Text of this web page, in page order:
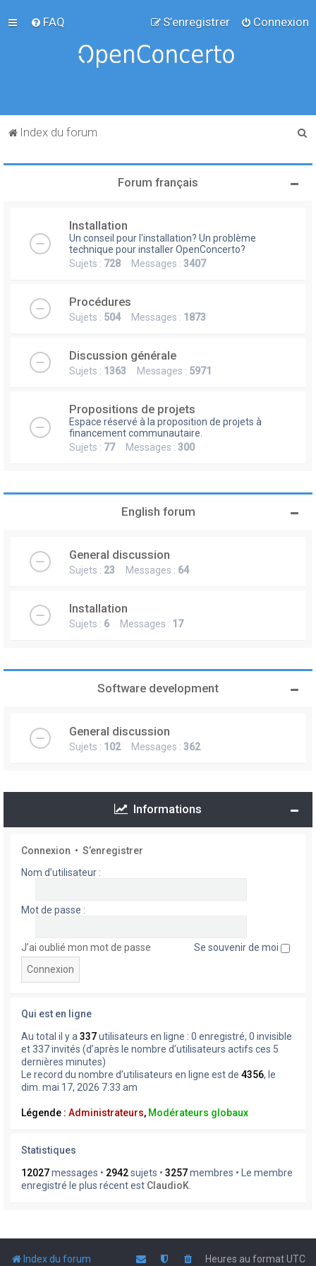
FAQ Connexion
S’enregistrer
Index du forum
Forum français
Installation
Un conseil pour l'installation? Un problème
technique pour installer OpenConcerto?
Sujets : 728 Messages : 3407
Procédures
Sujets : 504Messages : 1873
Discussion générale
Sujets : 1363 Messages : 5971
Propositions de projets
Espace réservé à la proposition de projets à
financement communautaire.
Sujets : 77Messages : 300
English forum
General discussion
Sujets : 23 Messages : 64
Installation
Sujets : 6 Messages : 17
Software development
General discussion
Sujets : 102Messages : 362
Informations
Connexion • S’enregistrer
Nom d’utilisateur :
Mot de passe :
J’ai oublié mon mot de passe Se souvenir de moi
Qui est en ligne
Au total il y a 337utilisateurs en ligne : 0 enregistré, 0 invisible
et 337 invités (d’après le nombre d’utilisateurs actifs ces 5
dernières minutes)
Le record du nombre d’utilisateurs en ligne est de 4356, le
dim. mai 17, 2026 7:33 am
Légende : Administrateurs, Modérateurs globaux
Statistiques
12027messages • 2942sujets • 3257membres • Le membre
enregistré le plus récent est ClaudioK
Index du forum Heures au formatUTC